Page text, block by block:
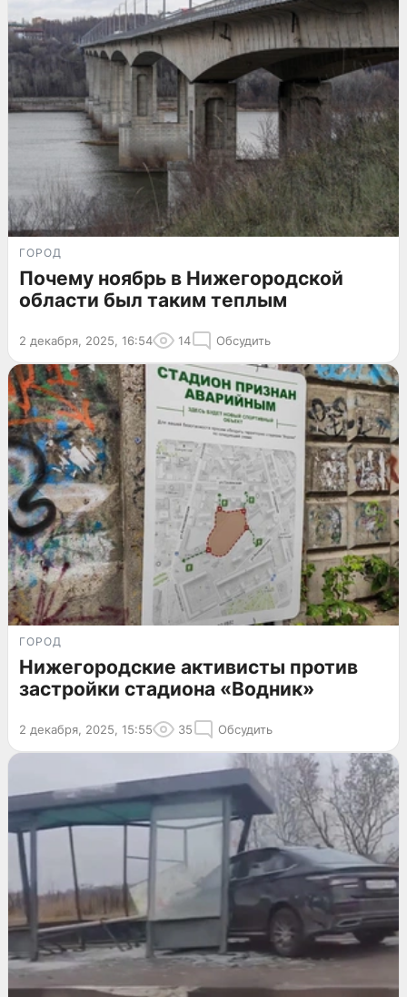
ГОРОД
Почему ноябрь в Нижегородской
области был таким теплым
2 декабря, 2025, 16:54 14 Обсудить
ГОРОД
Нижегородские активисты против
застройки стадиона «Водник»
2 декабря, 2025, 15:55 35 Обсудить